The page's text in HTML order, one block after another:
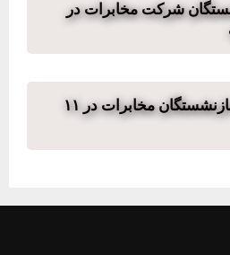
شرکت مخابرات در
تجمع اعتراضی بازنشستگان مخابرات در ١١